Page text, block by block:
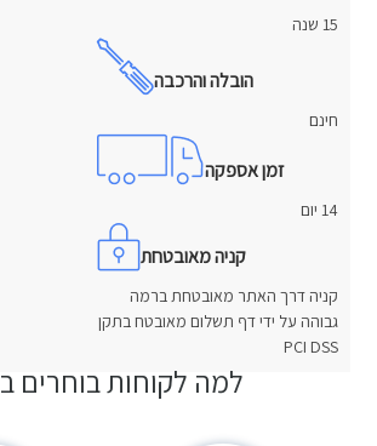
15 שנה
הובלה והרכבה
חינם
זמן אספקה
14 יום
קניה מאובטחת
קניה דרך האתר מאובטחת ברמה
גבוהה על ידי דף תשלום מאובטח בתקן
PCI DSS
למה לקוחות בוחרים